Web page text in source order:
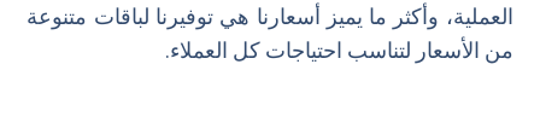
العملية، وأكثر ما يميز أسعارنا هي توفيرنا لباقات متنوعة
من الأسعار لتناسب احتياجات كل العملاء.